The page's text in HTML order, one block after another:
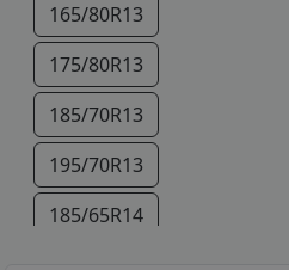
165/80R13
175/80R13
185/70R13
195/70R13
185/65R14